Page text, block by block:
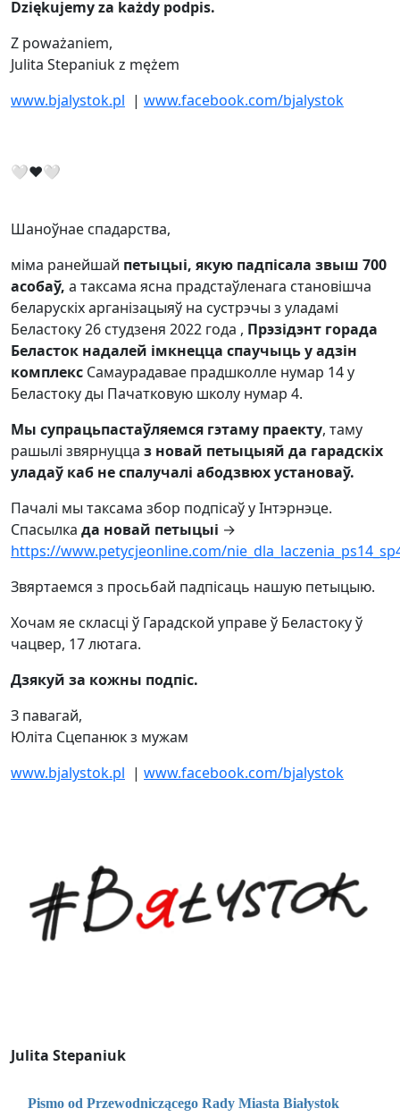
Dziękujemy za każdy podpis.
Z poważaniem,
Julita Stepaniuk z mężem
www.bjalystok.pl | www.facebook.com/bjalystok
🤍❤🤍
Шаноўнае спадарства,
міма ранейшай петыцыі, якую падпісала звыш 700
асобаў, а таксама ясна прадстаўленага становішча
беларускіх арганізацыяў на сустрэчы з уладамі
Беластоку 26 студзеня 2022 года , Прэзідэнт горада
Беласток надалей імкнецца спаучыць у адзін
комплекс Самаурадавае прадшколле нумар 14 у
Беластоку ды Пачатковую школу нумар 4.
Мы супрацьпастаўляемся гэтаму праекту, таму
рашылі звярнуцца з новай петыцыяй да гарадскіх
уладаў каб не спалучалі абодзвюх установаў.
Пачалі мы таксама збор подпісаў у Інтэрнэце.
Спасылка да новай петыцыі →
https://www.petycjeonline.com/
Звяртаемся з просьбай падпісаць нашую петыцыю.
Хочам яе скласці ў Гарадской управе ў Беластоку ў
чацвер, 17 лютага.
Дзякуй за кожны подпіс.
З павагай,
Юліта Сцепанюк з мужам
www.bjalystok.pl | www.facebook.com/bjalystok
Julita Stepaniuk
Pismo od Przewodniczącego Rady Miasta Białystok